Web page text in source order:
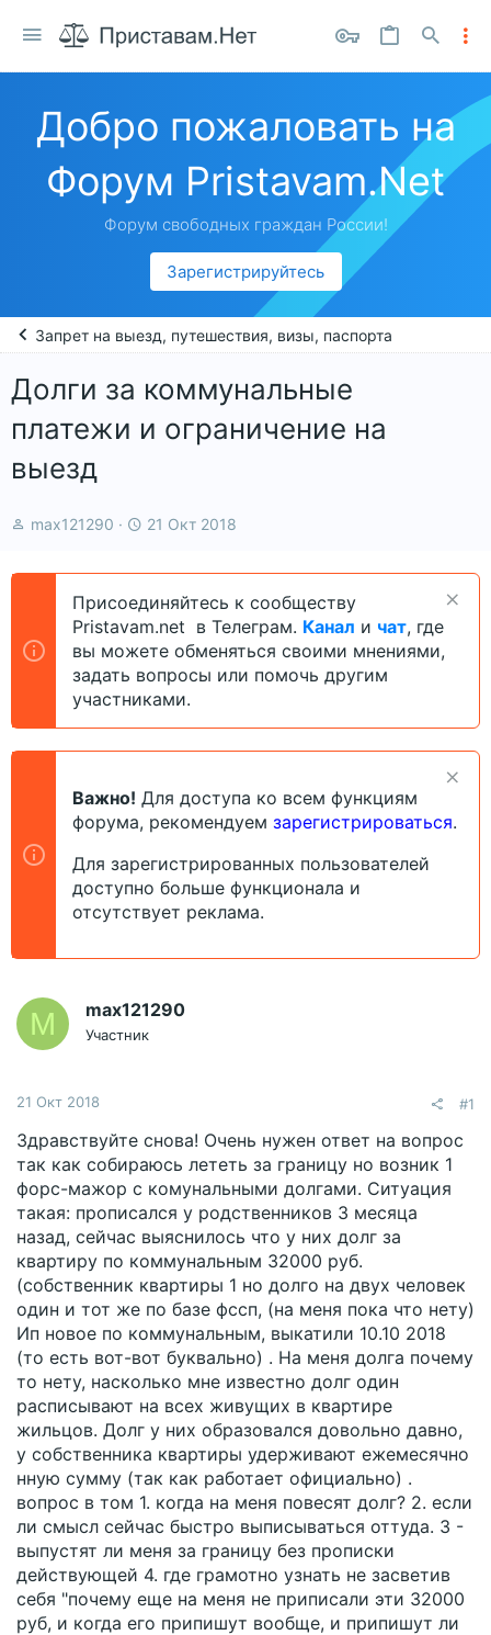
Добро пожаловать на
Форум Pristavam.Net
Форум свободных граждан России!
Зарегистрируйтесь
Запрет на выезд, путешествия, визы, паспорта
Долги за коммунальные
платежи и ограничение на
выезд
А
е
max121290
Д
н
а
ч
а
а
21 Окт 2018
Присоединяйтесь к сообществу
Pristavam.net в Телеграм. Канал и чат, где
вы можете обменяться своими мнениями,
задать вопросы или помочь другим
участниками.
Важно! Для доступа ко всем функциям
форума, рекомендуем зарегистрироваться.
Для зарегистрированных пользователей
доступно больше функционала и
отсутствует реклама.
M max121290
Участник
21 Окт 2018 #1
Здравствуйте снова! Очень нужен ответ на вопрос
так как собираюсь лететь за границу но возник 1
форс-мажор с комунальными долгами. Ситуация
такая: прописался у родственников 3 месяца
назад, сейчас выяснилось что у них долг за
квартиру по коммунальным 32000 руб.
(собственник квартиры 1 но долго на двух человек
один и тот же по базе фссп, (на меня пока что нету)
Ип новое по коммунальным, выкатили 10.10 2018
(то есть вот-вот буквально) . На меня долга почему
то нету, насколько мне известно долг один
расписывают на всех живущих в квартире
жильцов. Долг у них образовался довольно давно,
у собственника квартиры удерживают ежемесячно
нную сумму (так как работает официально) .
вопрос в том 1. когда на меня повесят долг? 2. если
ли смысл сейчас быстро выписываться оттуда. 3 -
выпустят ли меня за границу без прописки
действующей 4. где грамотно узнать не засветив
себя "почему еще на меня не приписали эти 32000
руб, и когда его припишут вообще, и припишут ли